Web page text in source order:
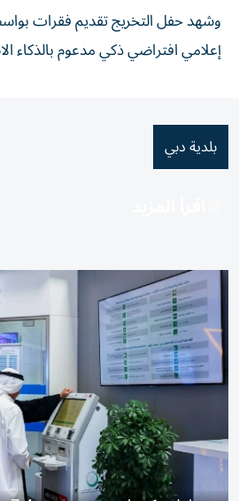
وشهد حفل التخريج تقديم فقرات
إعلامي افتراضي ذكي مدعوم بالذكاء
بلدية دبي